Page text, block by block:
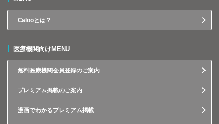
Calooとは？
医療機関向けMENU
無料医療機関会員登録のご案内
プレミアム掲載のご案内
漫画でわかるプレミアム掲載